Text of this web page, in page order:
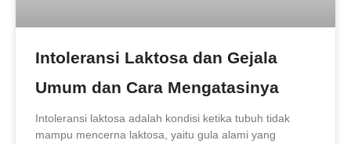
Intoleransi Laktosa dan Gejala
Umum dan Cara Mengatasinya
Intoleransi laktosa adalah kondisi ketika tubuh tidak
mampu mencerna laktosa, yaitu gula alami yang